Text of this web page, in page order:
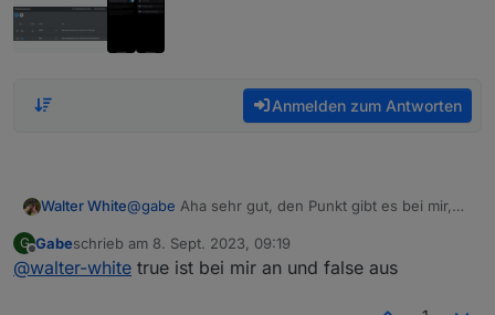
Anmelden zum Antworten
Walter White@gabe Aha sehr gut, den Punkt gibt es bei mir,
Bedeutet ON das die Kamera AN ist, oder dass
der privatsphärenmodus AN ist?
G
Offline
Gabeschrieb am 8. Sept. 2023, 09:19
zuletzt editiert von
@walter-white true ist bei mir an und false aus